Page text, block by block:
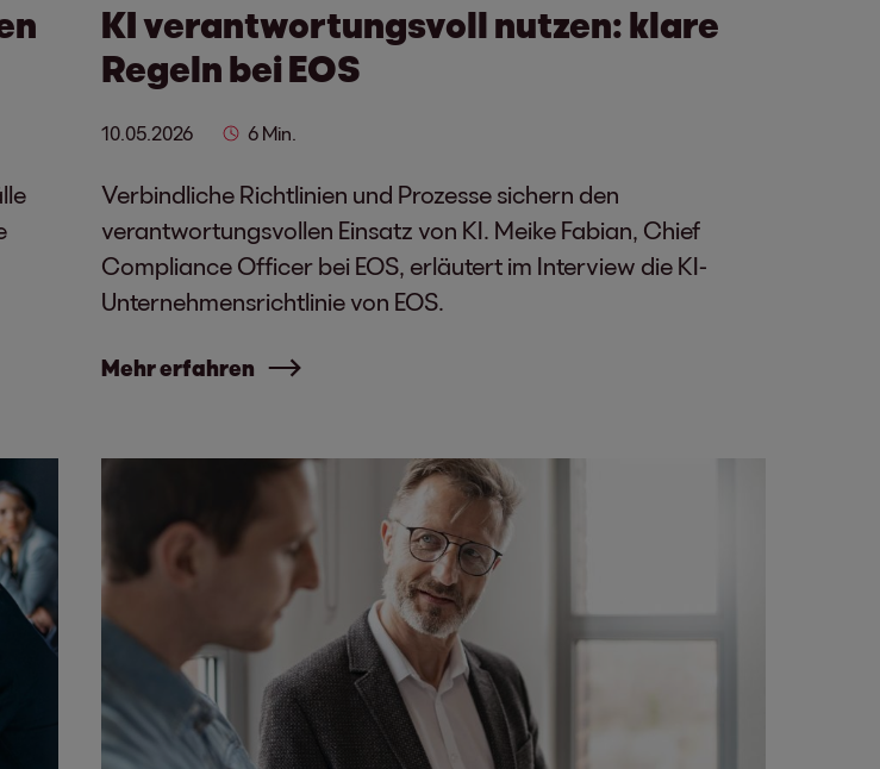
KI verantwortungsvoll nutzen: klare
Regeln bei EOS
10.05.2026 6 Min.
Verbindliche Richtlinien und Prozesse sichern den
verantwortungsvollen Einsatz von KI. Meike Fabian, Chief
Compliance Officer bei EOS, erläutert im Interview die KI-
Unternehmensrichtlinie von EOS.
Mehr erfahren